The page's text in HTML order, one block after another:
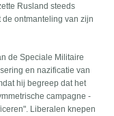
Rusland steeds
ontmanteling van zijn
de Speciale Militaire
en nazificatie van
hij begreep dat het
campagne -
Liberalen knepen